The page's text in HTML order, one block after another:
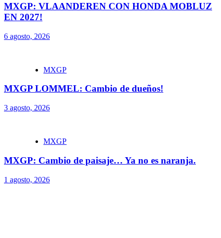
MXGP: VLAANDEREN CON HONDA MOBLUZ
EN 2027!
6 agosto, 2026
MXGP
MXGP LOMMEL: Cambio de dueños!
3 agosto, 2026
MXGP
MXGP: Cambio de paisaje… Ya no es naranja.
1 agosto, 2026